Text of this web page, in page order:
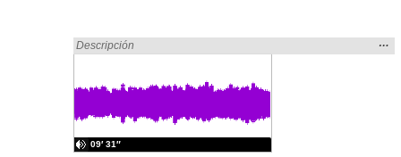
Encontrado «song» en:
Descripción
la
…
09′ 31″